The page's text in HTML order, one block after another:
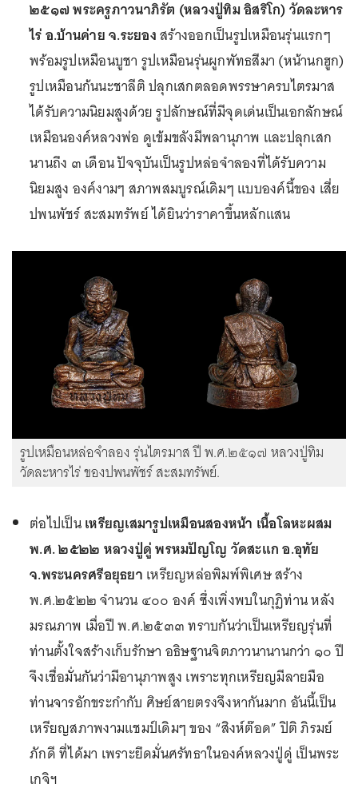
๒๕๑๗ พระครูภาวนาภิรัต (หลวงปู่ทิม อิสริโก) วัดละหาร
ไร่ อ.บ้านค่าย จ.ระยองสร้างออกเป็นรูปเหมือนรุ่นแรกๆ
พร้อมรูปเหมือนบูชา รูปเหมือนรุ่นผูกพัทธสีมา (หน้านกฮูก)
รูปเหมือนก้นนะชาลีติ ปลุกเสกตลอดพรรษาครบไตรมาส
ได้รับความนิยมสูงด้วย รูปลักษณ์ที่มีจุดเด่นเป็นเอกลักษณ์
เหมือนองค์หลวงพ่อ ดูเข้มขลังมีพลานุภาพ และปลุกเสก
นานถึง ๓ เดือน ปัจจุบันเป็นรูปหล่อจำลองที่ได้รับความ
นิยมสูง องค์งามๆ สภาพสมบูรณ์เดิมๆ แบบองค์นี้ของ เสี่ย
ปพนพัชร์ สะสมทรัพย์ ได้ยินว่าราคาขึ้นหลักแสน
รูปเหมือนหล่อจำลอง รุ่นไตรมาส ปี พ.ศ.๒๕๑๗ หลวงปู่ทิม
วัดละหารไร่ ของปพนพัชร์ สะสมทรัพย์.
ต่อไปเป็นเหรียญเสมารูปเหมือนสองหน้า เนื้อโลหะผสม
พ.ศ. ๒๕๒๒ หลวงปู่ดู่ พรหมปัญโญ วัดสะแก อ.อุทัย
จ.พระนครศรีอยุธยา เหรียญหล่อพิมพ์พิเศษ สร้าง
พ.ศ.๒๕๒๒ จำนวน ๔๐๐ องค์ ซึ่งเพิ่งพบในกุฏิท่าน หลัง
มรณภาพ เมื่อปี พ.ศ.๒๕๓๓ ทราบกันว่าเป็นเหรียญรุ่นที่
ท่านตั้งใจสร้างเก็บรักษา อธิษฐานจิตภาวนานานกว่า ๑๐ ปี
จึงเชื่อมั่นกันว่ามีอานุภาพสูง เพราะทุกเหรียญมีลายมือ
ท่านจารอักขระกำกับ ศิษย์สายตรงจึงหากันมาก อันนี้เป็น
เหรียญสภาพงามแชมป์เดิมๆ ของ “สิงห์ต๊อด” ปิติ ภิรมย์
ภักดี ที่ได้มา เพราะยึดมั่นศรัทธาในองค์หลวงปู่ดู่ เป็นพระ
เกจิฯ